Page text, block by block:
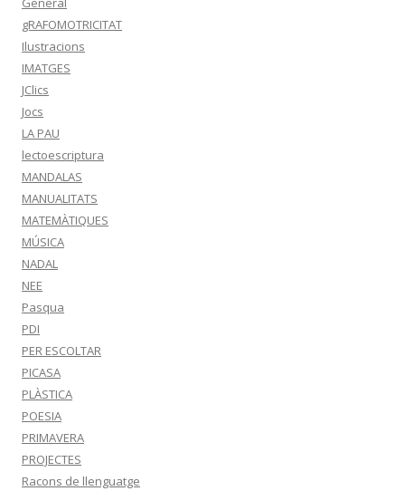
gRAFOMOTRICITAT
Ilustracions
IMATGES
JClics
Jocs
LA PAU
lectoescriptura
MANDALAS
MANUALITATS
MATEMÀTIQUES
MÚSICA
NADAL
NEE
Pasqua
PDI
PER ESCOLTAR
PICASA
PLÀSTICA
POESIA
PRIMAVERA
PROJECTES
Racons de llenguatge